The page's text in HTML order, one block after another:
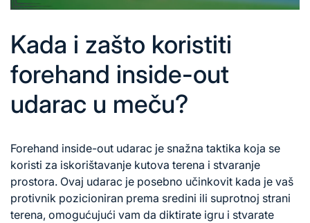
Kada i zašto koristiti
forehand inside-out
udarac u meču?
Forehand inside-out udarac je snažna taktika koja se
koristi za iskorištavanje kutova terena i stvaranje
prostora. Ovaj udarac je posebno učinkovit kada je vaš
protivnik pozicioniran prema sredini ili suprotnoj strani
terena, omogućujući vam da diktirate igru i stvarate